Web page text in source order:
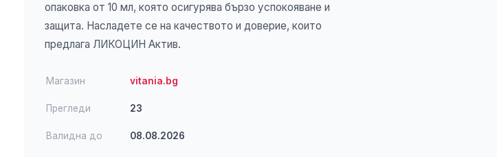
опаковка от 10 мл, която осигурява бързо успокояване и
защита. Насладете се на качеството и доверие, които
предлага ЛИКОЦИН Актив.
Магазин vitania.bg
Прегледи 23
Валидна до 08.08.2026